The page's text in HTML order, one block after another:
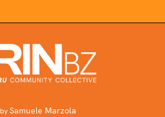
Samuele Marzola